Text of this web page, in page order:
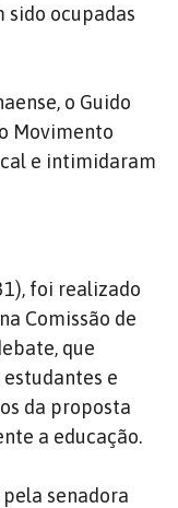
sido ocupadas
o Guido
Movimento
e intimidaram
foi realizado
Comissão de
que
e
da proposta
a educação.
senadora